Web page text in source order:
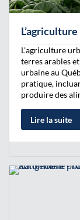
L'agriculture
terres arables
urbaine au
pratique,
produire des
Lire la suite